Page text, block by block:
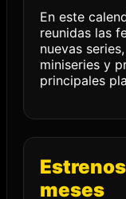
En este
reunidas las
nuevas
miniseries y
principales
meses